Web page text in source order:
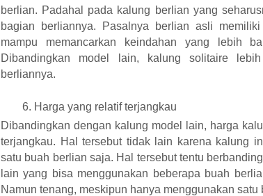
berlian. Padahal pada kalung berlian yang
bagian berliannya. Pasalnya berlian asli
mampu memancarkan keindahan yang lebih
Dibandingkan model lain, kalung solitaire
berliannya.
Harga yang relatif terjangkau
Dibandingkan dengan kalung model lain, harga
terjangkau. Hal tersebut tidak lain karena kalung
satu buah berlian saja. Hal tersebut tentu
lain yang bisa menggunakan beberapa buah
Namun tenang, meskipun hanya menggunakan satu